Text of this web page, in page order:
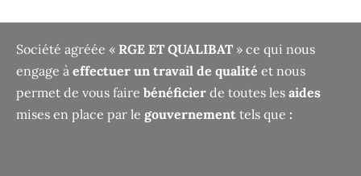
Société agréée « RGE ET QUALIBAT » ce qui nous
engage à effectuer un travail de qualité et nous
permet de vous faire bénéficier de toutes les aides
mises en place par le gouvernement tels que :